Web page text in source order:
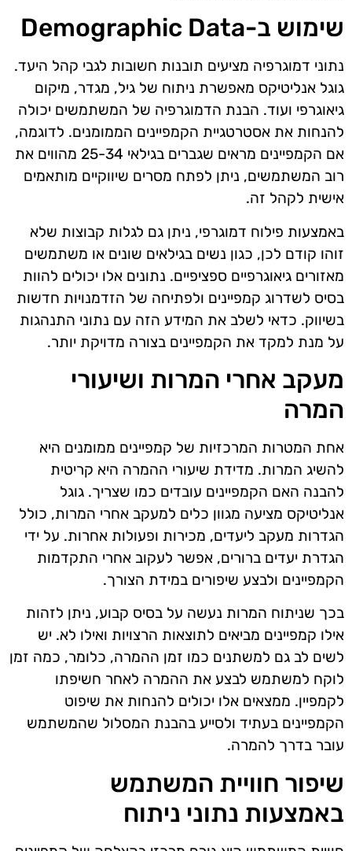
שימוש ב-Demographic Data
נתוני דמוגרפיה מציעים תובנות חשובות לגבי קהל היעד.
גוגל אנליטיקס מאפשרת ניתוח של גיל, מגדר, מיקום
גיאוגרפי ועוד. הבנת הדמוגרפיה של המשתמשים יכולה
להנחות את אסטרטגיית הקמפיינים הממומנים. לדוגמה,
אם הקמפיינים מראים שגברים בגילאי 25-34 מהווים את
רוב המשתמשים, ניתן לפתח מסרים שיווקיים מותאמים
אישית לקהל זה.
באמצעות פילוח דמוגרפי, ניתן גם לגלות קבוצות שלא
זוהו קודם לכן, כגון נשים בגילאים שונים או משתמשים
מאזורים גיאוגרפיים ספציפיים. נתונים אלו יכולים להוות
בסיס לשדרוג קמפיינים ולפתיחה של הזדמנויות חדשות
בשיווק. כדאי לשלב את המידע הזה עם נתוני התנהגות
על מנת למקד את הקמפיינים בצורה מדויקת יותר.
מעקב אחרי המרות ושיעורי
המרה
אחת המטרות המרכזיות של קמפיינים ממומנים היא
להשיג המרות. מדידת שיעורי ההמרה היא קריטית
להבנה האם הקמפיינים עובדים כמו שצריך. גוגל
אנליטיקס מציעה מגוון כלים למעקב אחרי המרות, כולל
הגדרות מעקב ליעדים, מכירות ופעולות אחרות. על ידי
הגדרת יעדים ברורים, אפשר לעקוב אחרי התקדמות
הקמפיינים ולבצע שיפורים במידת הצורך.
בכך שניתוח המרות נעשה על בסיס קבוע, ניתן לזהות
אילו קמפיינים מביאים לתוצאות הרצויות ואילו לא. יש
לשים לב גם למשתנים כמו זמן ההמרה, כלומר, כמה זמן
לוקח למשתמש לבצע את ההמרה לאחר חשיפתו
לקמפיין. ממצאים אלו יכולים להנחות את שיפוט
הקמפיינים בעתיד ולסייע בהבנת המסלול שהמשתמש
עובר בדרך להמרה.
שיפור חוויית המשתמש
באמצעות נתוני ניתוח